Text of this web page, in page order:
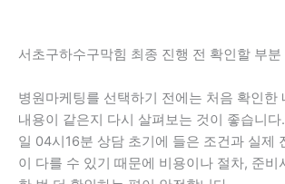
서초구하수구막힘 최종 진행 전 확인할 부분
병원마케팅를 선택하기 전에는 처음 확인한
내용이 같은지 다시 살펴보는 것이 좋습니
일 04시16분 상담 초기에 들은 조건과 실제
이 다를 수 있기 때문에 비용이나 절차, 준비